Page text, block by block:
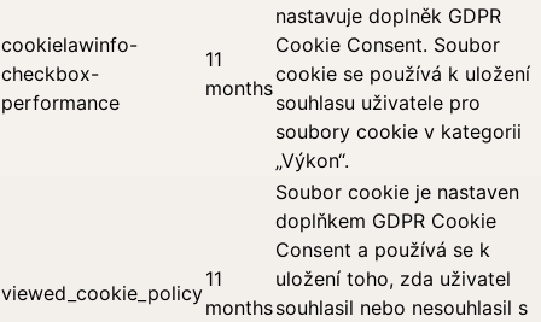
cookielawinfo-
checkbox-
performance
11
months
nastavuje doplněk GDPR
Cookie Consent. Soubor
cookie se používá k uložení
souhlasu uživatele pro
soubory cookie v kategorii
„Výkon“.
viewed_cookie_policy
11
months
Soubor cookie je nastaven
doplňkem GDPR Cookie
Consent a používá se k
uložení toho, zda uživatel
souhlasil nebo nesouhlasil s